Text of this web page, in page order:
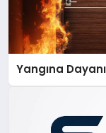
Yangına